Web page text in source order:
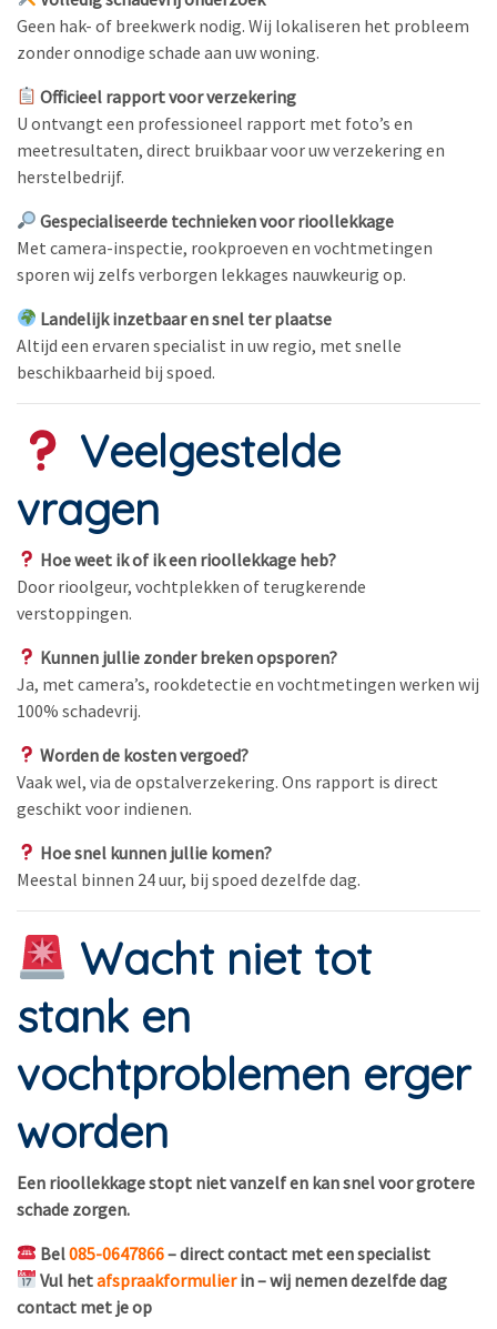
Geen hak- of breekwerk nodig. Wij lokaliseren het probleem
zonder onnodige schade aan uw woning.
Officieel rapport voor verzekering
U ontvangt een professioneel rapport met foto’s en
meetresultaten, direct bruikbaar voor uw verzekering en
herstelbedrijf.
Gespecialiseerde technieken voor rioollekkage
Met camera-inspectie, rookproeven en vochtmetingen
sporen wij zelfs verborgen lekkages nauwkeurig op.
Landelijk inzetbaar en snel ter plaatse
Altijd een ervaren specialist in uw regio, met snelle
beschikbaarheid bij spoed.
Veelgestelde
vragen
Hoe weet ik of ik een rioollekkage heb?
Door rioolgeur, vochtplekken of terugkerende
verstoppingen.
Kunnen jullie zonder breken opsporen?
Ja, met camera’s, rookdetectie en vochtmetingen werken wij
100% schadevrij.
Worden de kosten vergoed?
Vaak wel, via de opstalverzekering. Ons rapport is direct
geschikt voor indienen.
Hoe snel kunnen jullie komen?
Meestal binnen 24 uur, bij spoed dezelfde dag.
Wacht niet tot
stank en
vochtproblemen erger
worden
Een rioollekkage stopt niet vanzelf en kan snel voor grotere
schade zorgen.
Bel085-0647866– direct contact met een specialist
Vul hetafspraakformulierin – wij nemen dezelfde dag
contact met je op